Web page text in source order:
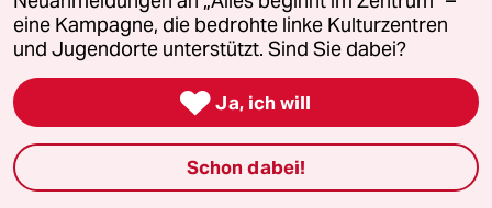
Unterstützen
abo
eine Kampagne, die bedrohte linke Kulturzentren
und Jugendorte unterstützt. Sind Sie dabei?
 Ja, ich will
Schon dabei!